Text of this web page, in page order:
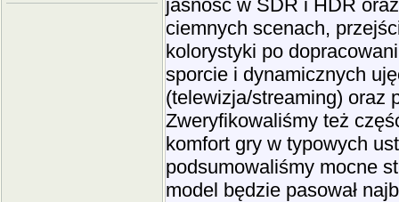
jasność w SDR i HDR
ciemnych scenach,
kolorystyki po
sporcie i dynamicznych
(telewizja/streaming) oraz
Zweryfikowaliśmy też
komfort gry w typowych
podsumowaliśmy mocne
model będzie pasował